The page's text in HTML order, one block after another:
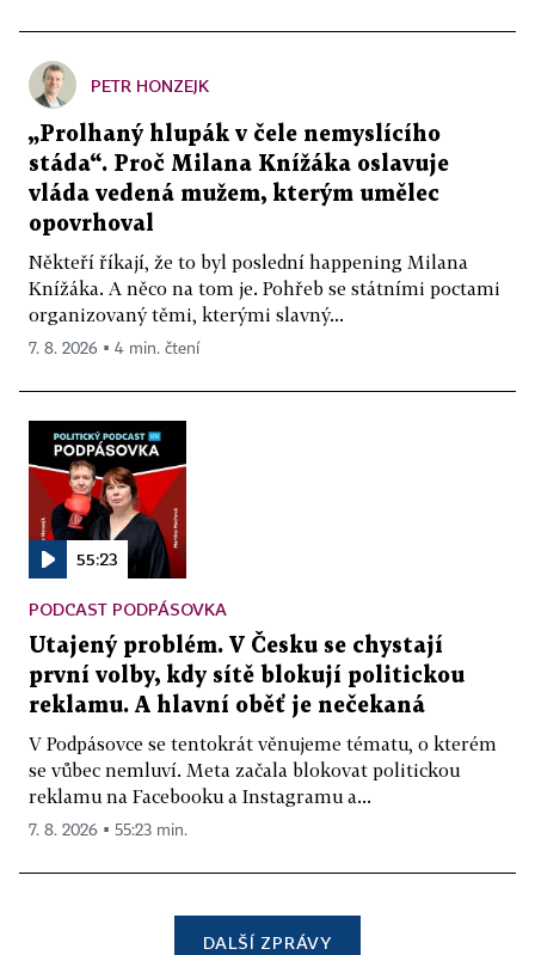
PETR HONZEJK
„Prolhaný hlupák v čele nemyslícího
stáda“. Proč Milana Knížáka oslavuje
vláda vedená mužem, kterým umělec
opovrhoval
Někteří říkají, že to byl poslední happening Milana
Knížáka. A něco na tom je. Pohřeb se státními poctami
organizovaný těmi, kterými slavný...
7. 8. 2026 ▪ 4 min. čtení
55:23
PODCAST PODPÁSOVKA
Utajený problém. V Česku se chystají
první volby, kdy sítě blokují politickou
reklamu. A hlavní oběť je nečekaná
V Podpásovce se tentokrát věnujeme tématu, o kterém
se vůbec nemluví. Meta začala blokovat politickou
reklamu na Facebooku a Instagramu a...
7. 8. 2026 ▪ 55:23 min.
DALŠÍ ZPRÁVY